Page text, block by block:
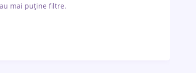
mai puține filtre.